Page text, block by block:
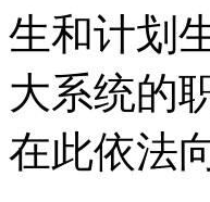
生和计划
大系统的
在此依法